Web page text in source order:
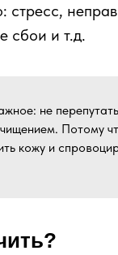
стресс,
сбои и т.д.
не
Потому
кожу и